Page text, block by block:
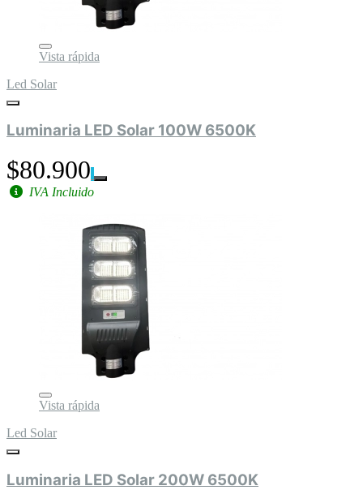
Vista rápida
Led Solar
Luminaria LED Solar 100W 6500K
$80.900
IVA Incluido
Vista rápida
Led Solar
Luminaria LED Solar 200W 6500K